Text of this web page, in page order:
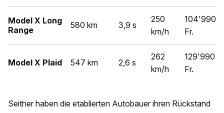
Model X Long
Range
580 km 3,9 s
250
km/h
104'990
Fr.
Model X Plaid 547 km 2,6 s
262
km/h
129'990
Fr.
Seither haben die etablierten Autobauer ihren Rückstand